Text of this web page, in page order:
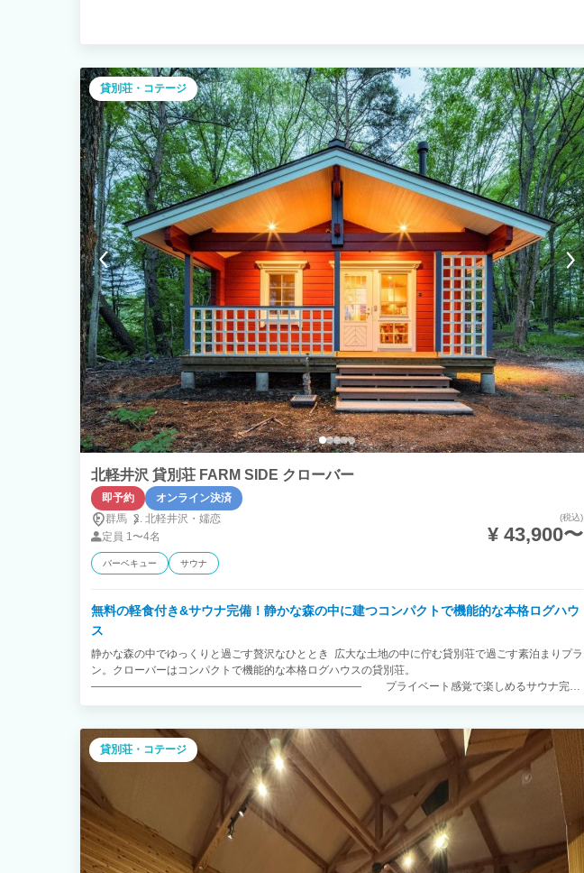
貸別荘・コテージ
北軽井沢 貸別荘 FARM SIDE クローバー
即予約
オンライン決済
群馬
北軽井沢・ 嬬恋
定員 1〜4名
(税込)
¥ 43,900〜
バーベキュー サウナ
無料の軽食付き&サウナ完備！静かな森の中に建つコンパクトで機能的な本格ログハウ
ス
静かな森の中でゆっくりと過ごす贅沢なひととき 広大な土地の中に佇む貸別荘で過ごす素泊まりプラ
ン。クローバーはコンパクトで機能的な本格ログハウスの貸別荘。
――――――――――――――――――――――――― プライベート感覚で楽しめるサウナ完備
ので、源流釣りなど楽しめるスポットがいろいろ！ファミリーや自然を感じたい方におすすめです。
※牧場への無断立ち入りは固くお断りしております 【チェックイン方法】 宿泊棟の入館方法につき
ましてそれぞれ異なります為、当館に到着されましたらお電話にてご連絡頂きますようお願いいたし
ます。 管理人が現地に伺い、開錠方法についてご説明いたします。 0279-84-2085 【その他サービ
ス】 ■料理 ・当社と「CROWD CHEF クラウドシェフ」（出張シェフサービス）と業務提携をいたし
ました。 宿泊のご予約とは別にお客様から直接「CROWD CHEF」へご予約、決済のお申込みをして
いただくとご利用可能です。 非日常の空間で、一流シェフの料理を是非ご堪能ください。 ※お客様と
クラウドシェフでの契約となりますので、施設側は一切の責任を負いかねます。 https://crowd-
chef.com/ ・朝食は、コーヒーとパンをご用意させていただきます。 コーヒーは、信州・軽井沢「丸
貸別荘・コテージ